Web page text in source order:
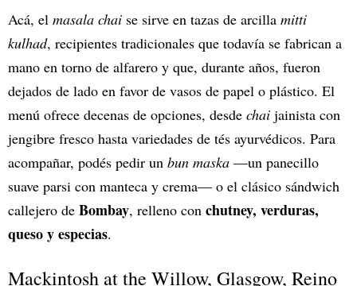
Acá, el masala chai se sirve en tazas de arcilla mitti
kulhad, recipientes tradicionales que todavía se fabrican a
mano en torno de alfarero y que, durante años, fueron
dejados de lado en favor de vasos de papel o plástico. El
menú ofrece decenas de opciones, desde chai jainista con
jengibre fresco hasta variedades de tés ayurvédicos. Para
acompañar, podés pedir un bun maska —un panecillo
suave parsi con manteca y crema— o el clásico sándwich
callejero de Bombay, relleno con chutney, verduras,
queso y especias.
Mackintosh at the Willow, Glasgow, Reino